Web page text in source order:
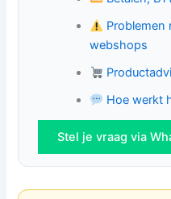
Problemen
webshops
Hoe werkt
Stel je vraag via